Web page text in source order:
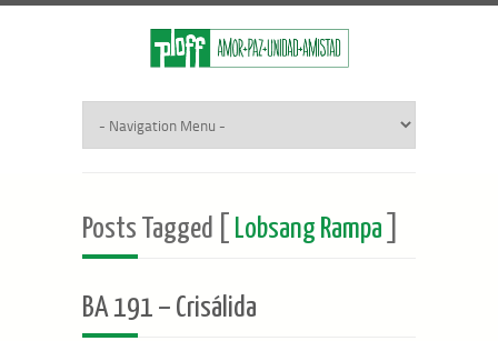
Posts Tagged [ Lobsang Rampa
BA 191 – Crisálida